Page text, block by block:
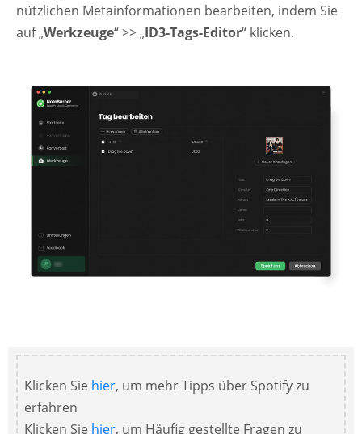
nützlichen Metainformationen bearbeiten, indem Sie
auf „Werkzeuge“ >> „ID3-Tags-Editor“ klicken.
Klicken Sie hier, um mehr Tipps über Spotify zu
erfahren
Klicken Sie hier, um Häufig gestellte Fragen zu